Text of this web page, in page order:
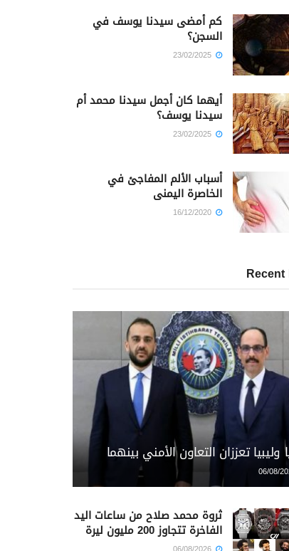
كم أمضى سيدنا يوسف في
السجن؟
أيهما كان أجمل سيدنا محمد أم
سيدنا يوسف؟
أسباب الألم المفاجئ في
الخاصرة اليمنى
وليبيا تعززان التعاون الأمني بينهما
ثروة محمد صلاح من ساعات اليد
الفاخرة تتجاوز 200 مليون ليرة